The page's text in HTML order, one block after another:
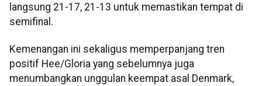
langsung 21-17, 21-13 untuk memastikan tempat di
semifinal.
Kemenangan ini sekaligus memperpanjang tren
positif Hee/Gloria yang sebelumnya juga
menumbangkan unggulan keempat asal Denmark,